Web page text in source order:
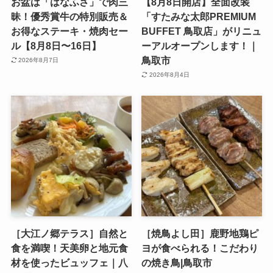
昧！優秀賞牛の特別販売＆
お得なステーキ・焼肉セー
ル【8月8日〜16日】
2026年8月7日
「すたみな太郎PREMIUM
BUFFET 鳥取店」がリニュ
ーアルオープンします！｜
鳥取市
2026年8月4日
［大江ノ郷テラス］自然と
食を満喫！天美卵と地元食
材を使ったビュッフェ｜八
［焼鳥よし田］鹿野地鶏ピ
ヨが食べられる！こだわり
の焼き鳥|鳥取市